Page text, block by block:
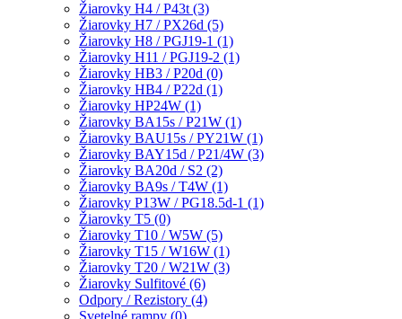
Žiarovky H4 / P43t (3)
Žiarovky H7 / PX26d (5)
Žiarovky H8 / PGJ19-1 (1)
Žiarovky H11 / PGJ19-2 (1)
Žiarovky HB3 / P20d (0)
Žiarovky HB4 / P22d (1)
Žiarovky HP24W (1)
Žiarovky BA15s / P21W (1)
Žiarovky BAU15s / PY21W (1)
Žiarovky BAY15d / P21/4W (3)
Žiarovky BA20d / S2 (2)
Žiarovky BA9s / T4W (1)
Žiarovky P13W / PG18.5d-1 (1)
Žiarovky T5 (0)
Žiarovky T10 / W5W (5)
Žiarovky T15 / W16W (1)
Žiarovky T20 / W21W (3)
Žiarovky Sulfitové (6)
Odpory / Rezistory (4)
Svetelné rampy (0)